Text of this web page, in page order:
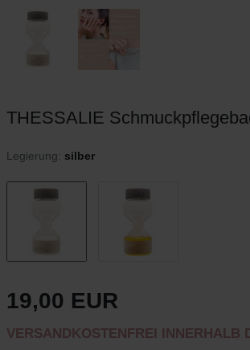
THESSALIE
Legierung: silber
19,00 EUR
VERSANDKOSTENFREI INNERHALB